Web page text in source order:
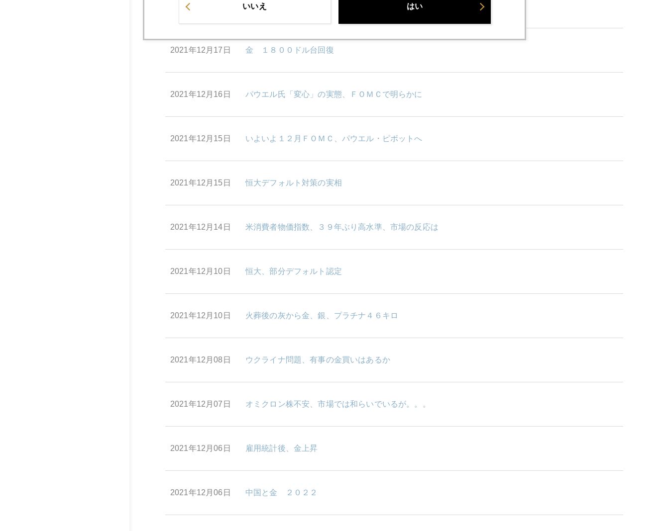
2021年12月20日 緩和縮小の波 市場に迷い
2021年12月17日 金 １８００ドル台回復
2021年12月16日 パウエル氏「変心」の実態、ＦＯＭＣで明らかに
2021年12月15日 いよいよ１２月ＦＯＭＣ、パウエル・ピボットへ
2021年12月15日 恒大デフォルト対策の実相
2021年12月14日 米消費者物価指数、３９年ぶり高水準、市場の反応は
2021年12月10日 恒大、部分デフォルト認定
2021年12月10日 火葬後の灰から金、銀、プラチナ４６キロ
2021年12月08日 ウクライナ問題、有事の金買いはあるか
2021年12月07日 オミクロン株不安、市場では和らいでいるが。。。
2021年12月06日 雇用統計後、金上昇
2021年12月06日 中国と金 ２０２２
いいえ はい